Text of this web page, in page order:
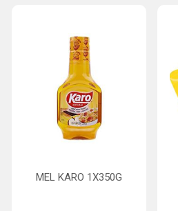
MEL KARO 1X350G